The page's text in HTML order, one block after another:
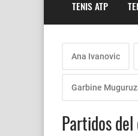
TENIS ATP
Ana Ivanovic
Garbine
Partidos